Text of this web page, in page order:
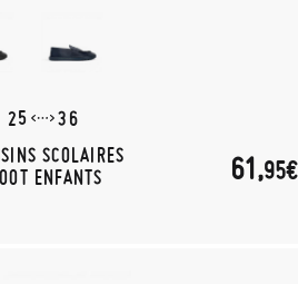
25
36
SCOLAIRES
ENFANTS
61,95€